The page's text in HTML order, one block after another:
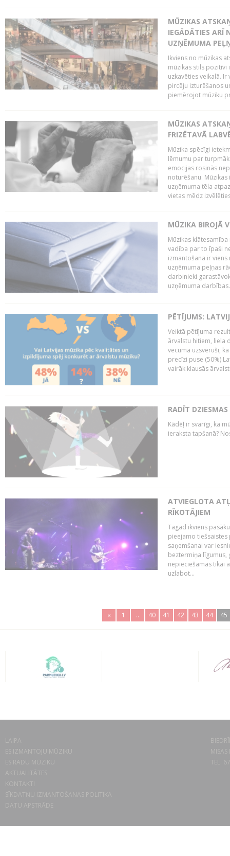
MŪZIKAS
IEGĀDĀTIES ARĪ
UZŅĒMUMA
Ikviens no mūzikas
mūzikas stils pozitīvi
uzkavēties veikalā.
pircēju izturēšanos
piemērojot mūziku
MŪZIKAS
FRIZĒTAVĀ
Mūzika spēcīgi
lēmumu par
emocijas rosinās
noturēšanu.
uzņēmuma tēla
vietas mēdz
MŪZIKA BIROJĀ
Mūzikas
vadība par to īpaši
izmantošana ir
uzņēmuma peļņas
darbinieki
uzņēmuma
PĒTĪJUMS:
Veiktā pētījuma
ārvalstu hitiem, liela
vecumā uzsvēruši,
precīzi puse (50%)
vairāk klausās
RADĪT
Kādēļ ir svarīgi, ka
ieraksta tapšanā?
ATVIEGLOTA
RĪKOTĀJIEM
Tagad ikviens
pieejamo tiešsaistes
saņemšanai var
beztermiņa līgumus,
nepieciešamas tikai
uzlabot...
« 1 .. 40 41 42 43 44 45
LAIPA
ES IZMANTOJU MŪZIKU
ES RADU MŪZIKU
AKTUALITĀTES
KONTAKTI
SĪKDATŅU IZMANTOŠANAS POLITIKA
DATU APSTRĀDE
TEL.